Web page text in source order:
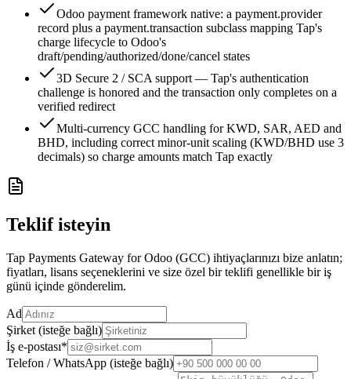
Odoo payment framework native: a payment.provider
record plus a payment.transaction subclass mapping Tap's
charge lifecycle to Odoo's
draft/pending/authorized/done/cancel states
3D Secure 2 / SCA support — Tap's authentication
challenge is honored and the transaction only completes on a
verified redirect
Multi-currency GCC handling for KWD, SAR, AED and
BHD, including correct minor-unit scaling (KWD/BHD use 3
decimals) so charge amounts match Tap exactly
Teklif isteyin
Tap Payments Gateway for Odoo (GCC) ihtiyaçlarınızı bize anlatın;
fiyatları, lisans seçeneklerini ve size özel bir teklifi genellikle bir iş
günü içinde gönderelim.
Ad
Şirket (isteğe bağlı)
İş e-postası*
Telefon / WhatsApp (isteğe bağlı)